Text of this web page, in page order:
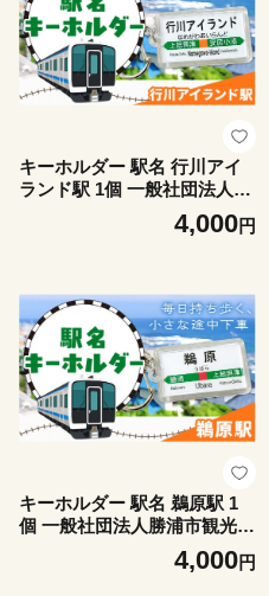
キーホルダー 駅名 行川アイ
ランド駅 1個 一般社団法人勝
浦市観光協会《30日以内に出
荷予定(土日祝除く)》千葉県
4,000円
キーホルダー 駅名 鵜原駅 1
個 一般社団法人勝浦市観光協
会《30日以内に出荷予定(土
日祝除く)》千葉県 勝浦市 雑
4,000円